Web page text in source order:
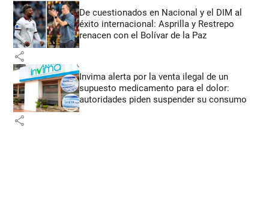
De cuestionados en Nacional y el DIM al
éxito internacional: Asprilla y Restrepo
renacen con el Bolívar de la Paz
share
Invima alerta por la venta ilegal de un
supuesto medicamento para el dolor:
autoridades piden suspender su consumo
share